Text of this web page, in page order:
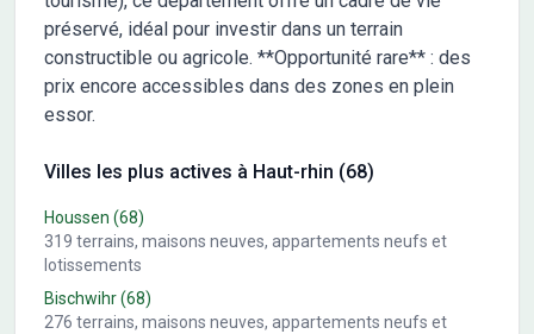
préservé, idéal pour investir dans un terrain
constructible ou agricole. **Opportunité rare** : des
prix encore accessibles dans des zones en plein
essor.
Villes les plus actives à Haut-rhin (68)
Houssen (68)
319 terrains, maisons neuves, appartements neufs et
lotissements
Bischwihr(68)
276 terrains, maisons neuves, appartements neufs et